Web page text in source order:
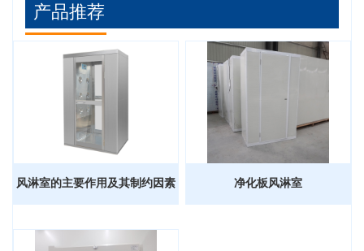
产品推荐
风淋室的主要作用及其制约因素 净化板风淋室